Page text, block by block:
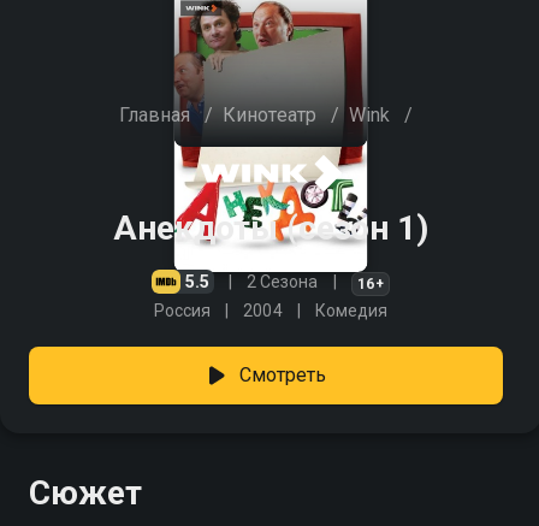
Главная / Кинотеатр / Wink /
Анекдоты (сезон 1)
5.5 2 Сезона 16+
Россия 2004 Комедия
Смотреть
Сюжет